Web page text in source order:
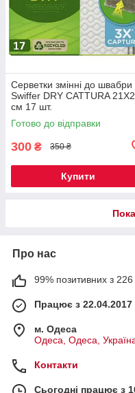
Серветки змінні до швабри
Swiffer DRY CATTURA
см 17 шт.
Готово до відправки
300 ₴ 350 ₴
Купити
Про нас
99% позитивних з 226
Працює з 22.04.2017
м. Одеса
Одеса, Одеса,
Контакти
Сьогодні працює з